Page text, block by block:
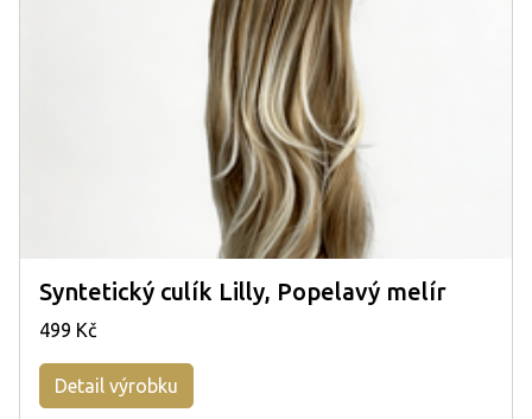
Syntetický culík Lilly, Popelavý melír
499 Kč
Detail výrobku